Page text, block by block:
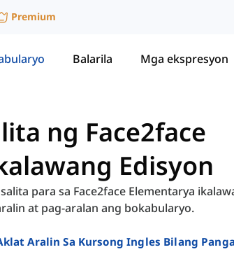
Premium
Balarila Mga ekspresyon
ng Face2face
Edisyon
para sa Face2face Elementarya
at pag-aralan ang bokabularyo.
Aralin Sa Kursong Ingles Bilang